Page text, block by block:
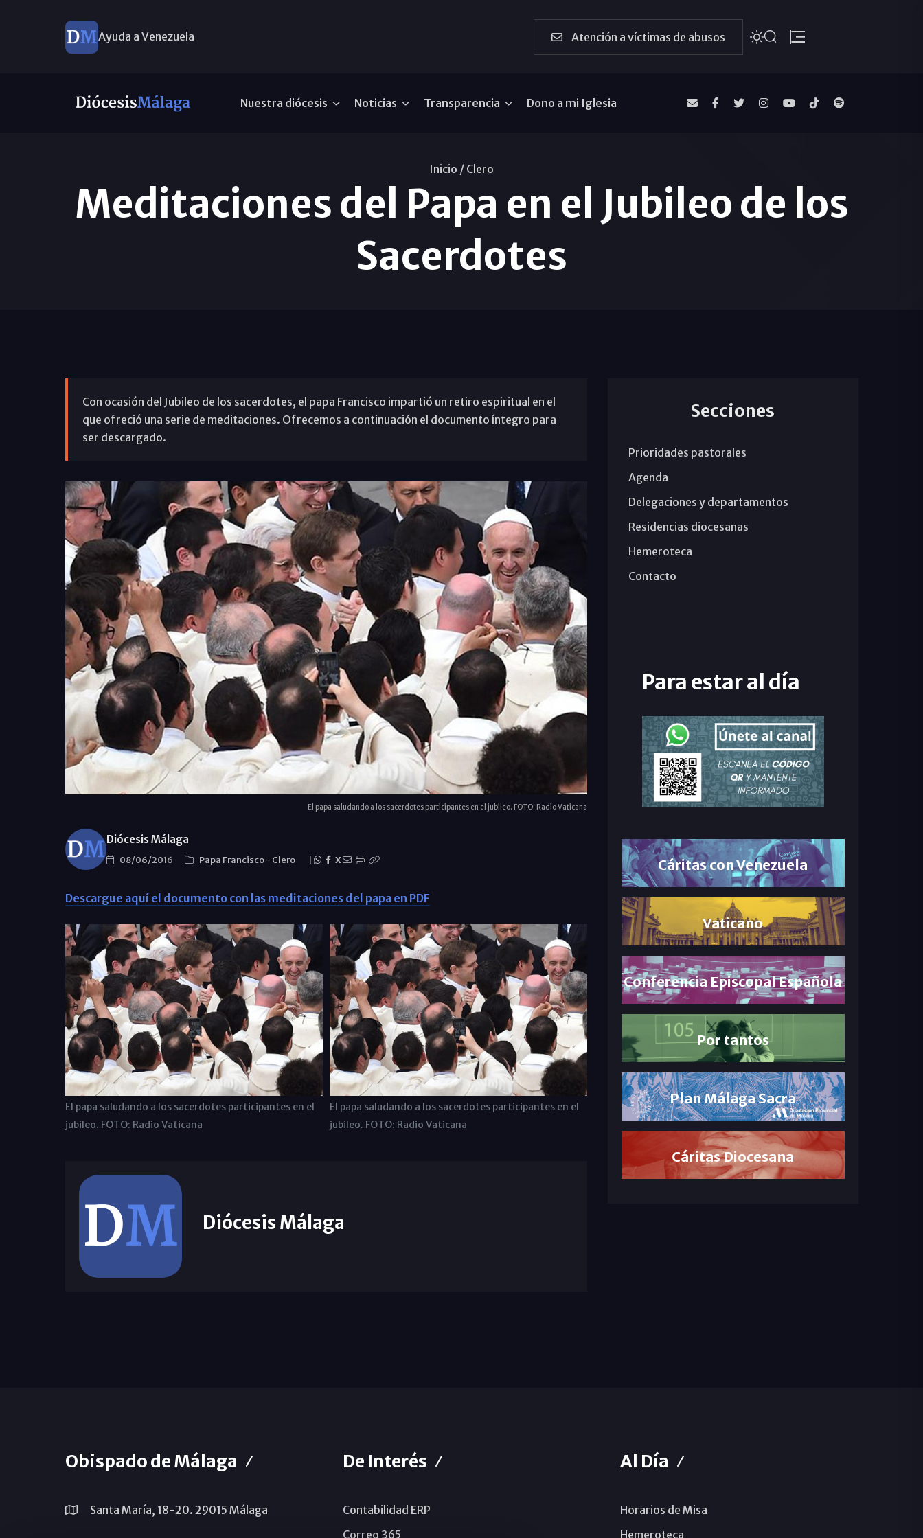
Ayuda a Venezuela Atención a víctimas de abusos
Nuestra diócesis Noticias Transparencia Dono a mi Iglesia
Inicio / Clero
Meditaciones del Papa en el Jubileo de los
Sacerdotes
Con ocasión del Jubileo de los sacerdotes, el papa Francisco impartió un retiro espiritual en el
que ofreció una serie de meditaciones. Ofrecemos a continuación el documento íntegro para
ser descargado.
El papa saludando a los sacerdotes participantes en el jubileo. FOTO: Radio Vaticana
Diócesis Málaga
08/06/2016 Papa Francisco- Clero X
Descargue aquí el documento con las meditaciones del papa en PDF
El papa saludando a los sacerdotes participantes en el
jubileo. FOTO: Radio Vaticana
El papa saludando a los sacerdotes participantes en el
jubileo. FOTO: Radio Vaticana
Diócesis Málaga
Secciones
Prioridades pastorales
Agenda
Delegaciones y departamentos
Residencias diocesanas
Hemeroteca
Contacto
Para estar al día
Cáritas con Venezuela
Vaticano
Conferencia Episcopal Española
Por tantos
Plan Málaga Sacra
Cáritas Diocesana
Obispado de Málaga
Santa María, 18-20. 29015 Málaga
De Interés
Contabilidad ERP
Correo 365
Al Día
Horarios de Misa
Hemeroteca